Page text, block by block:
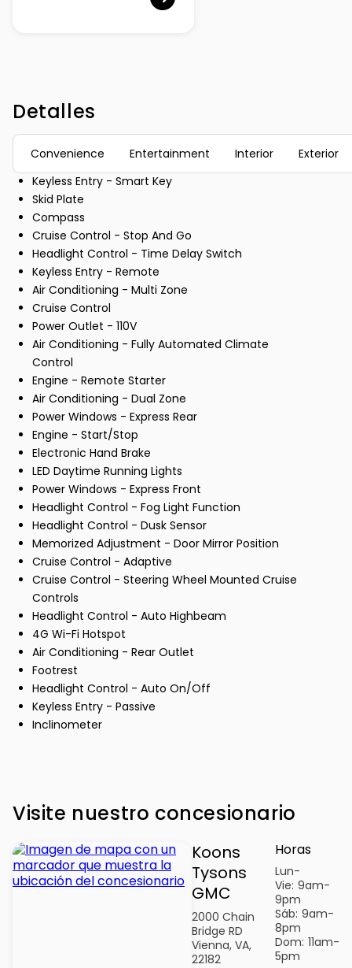
Detalles
Convenience Entertainment Interior
Exterior
Keyless Entry - Smart Key
Skid Plate
Compass
Cruise Control - Stop And Go
Headlight Control - Time Delay Switch
Keyless Entry - Remote
Air Conditioning - Multi Zone
Cruise Control
Power Outlet - 110V
Air Conditioning - Fully Automated Climate
Control
Engine - Remote Starter
Air Conditioning - Dual Zone
Power Windows - Express Rear
Engine - Start/Stop
Electronic Hand Brake
LED Daytime Running Lights
Power Windows - Express Front
Headlight Control - Fog Light Function
Headlight Control - Dusk Sensor
Memorized Adjustment - Door Mirror Position
Cruise Control - Adaptive
Cruise Control - Steering Wheel Mounted Cruise
Controls
Headlight Control - Auto Highbeam
4G Wi-Fi Hotspot
Air Conditioning - Rear Outlet
Footrest
Headlight Control - Auto On/Off
Keyless Entry - Passive
Inclinometer
Visite nuestro concesionario
Koons
Tysons
GMC
2000 Chain
Bridge RD
Vienna, VA,
22182
Horas
Lun-
Vie: 9am-
9pm
Sáb: 9am-
8pm
Dom: 11am-
5pm